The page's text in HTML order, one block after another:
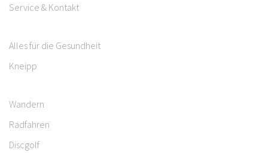
Service & Kontakt
Alles für die Gesundheit
Kneipp
Wandern
Radfahren
Discgolf